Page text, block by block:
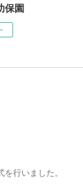
保園
行いました。